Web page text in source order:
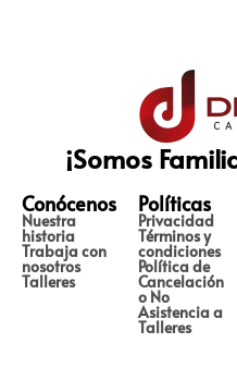
¡Somos
Conócenos
Nuestra
historia
Trabaja con
nosotros
Talleres
Políticas
Privacidad
Términos y
condiciones
Política de
Cancelación
o No
Asistencia a
Talleres